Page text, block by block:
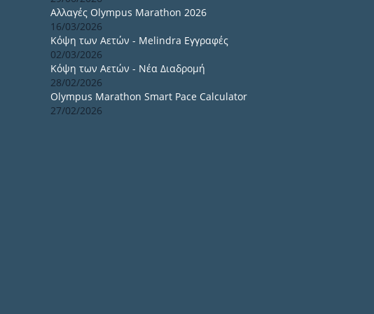
Αλλαγές Olympus Marathon 2026
16/03/2026
Κόψη των Αετών - Melindra Εγγραφές
02/03/2026
Κόψη των Αετών - Νέα Διαδρομή
28/02/2026
Olympus Marathon Smart Pace Calculator
27/02/2026